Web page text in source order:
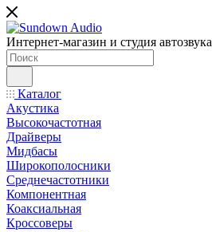
Интернет-магазин и студия автозвука
Каталог
Акустика
Высокочастотная
Драйверы
Мидбасы
Широкополосники
Среднечастотники
Компонентная
Коаксиальная
Кроссоверы